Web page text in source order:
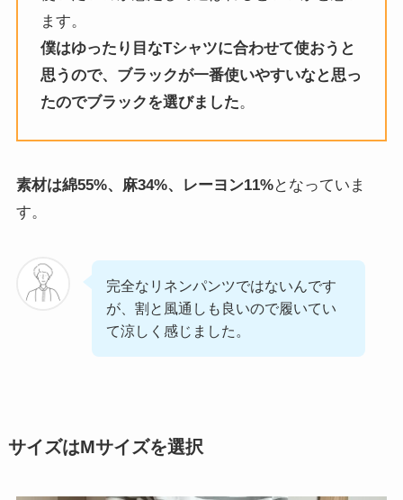
ます。
僕はゆったり目なTシャツに合わせて使おうと
思うので、ブラックが一番使いやすいなと思っ
たのでブラックを選びました。
素材は綿55%、麻34%、レーヨン11%となっていま
す。
完全なリネンパンツではないんです
が、割と風通しも良いので履いてい
て涼しく感じました。
サイズはMサイズを選択